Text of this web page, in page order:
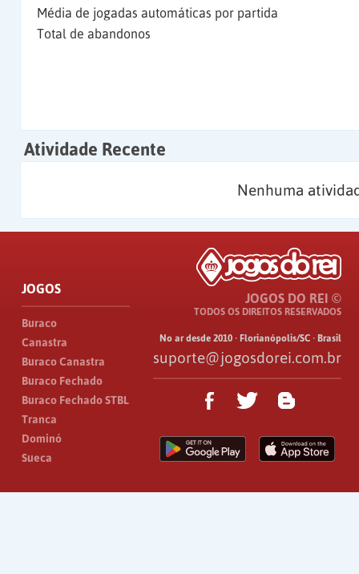
Média de jogadas automáticas por partida
Total de abandonos
Atividade Recente
Nenhuma
JOGOS
Buraco
Canastra
Buraco Canastra
Buraco Fechado
Buraco Fechado STBL
Tranca
Dominó
Sueca
JOGOS DO REI ©
TODOS OS DIREITOS RESERVADOS
No ar desde 2010 · Florianópolis/SC · Brasil
suporte@jogosdorei.com.br